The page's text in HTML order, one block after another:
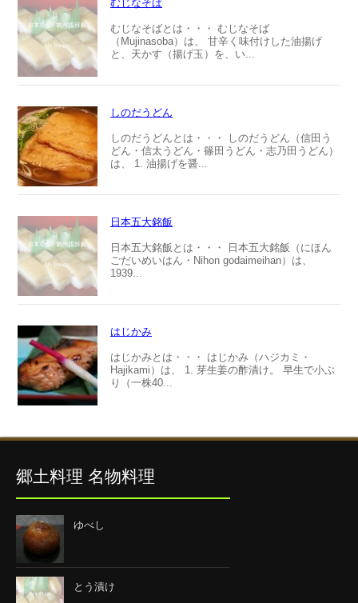
むじなそば
むじなそばとは・・・ むじなそば
（Mujinasoba）は、 甘辛く味付けした油揚げ
と、天かす（揚げ玉）を、い...
しのだうどん
しのだうどんとは・・・ しのだうどん（信田う
どん・信太うどん・篠田うどん・志乃田うどん）
は、 1. 油揚げを醤...
日本五大銘飯
日本五大銘飯とは・・・ 日本五大銘飯（にほん
ごだいめいはん・Nihon godaimeihan）は、
1939...
はじかみ
はじかみとは・・・ はじかみ（ハジカミ・
Hajikami）は、 1. 芽生姜の酢漬け。 早生で小ぶ
り（一株40...
郷土料理 名物料理
ゆべし
とう漬け